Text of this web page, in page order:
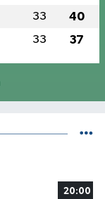
33 40
33 37
20:00